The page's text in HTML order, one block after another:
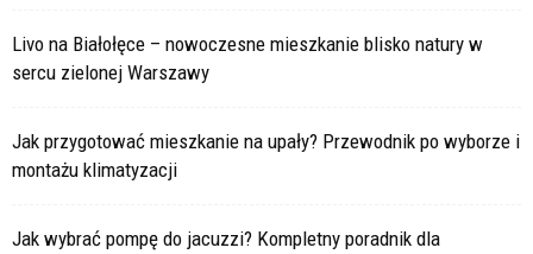
Livo na Białołęce – nowoczesne mieszkanie blisko natury w
sercu zielonej Warszawy
Jak przygotować mieszkanie na upały? Przewodnik po wyborze i
montażu klimatyzacji
Jak wybrać pompę do jacuzzi? Kompletny poradnik dla